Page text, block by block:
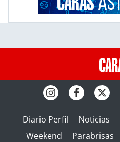
Diario Perfil Noticias
Weekend
Parabrisas